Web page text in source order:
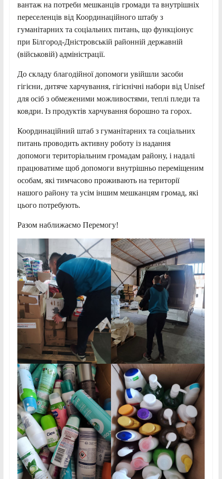
вантаж на потреби мешканців громади та внутрішніх
переселенців від Координаційного штабу з
гуманітарних та соціальних питань, що функціонує
при Білгород-Дністровській районній державній
(військовій) адміністрації.
До складу благодійної допомоги увійшли засоби
гігієни, дитяче харчування, гігієнічні набори від Unisef
для осіб з обмеженими можливостями, теплі пледи та
ковдри. Із продуктів харчування борошно та горох.
Координаційний штаб з гуманітарних та соціальних
питань проводить активну роботу із надання
допомоги територіальним громадам району, і надалі
працюватиме щоб допомоги внутрішньо переміщеним
особам, які тимчасово проживають на території
нашого району та усім іншим мешканцям громад, які
цього потребують.
Разом наближаємо Перемогу!